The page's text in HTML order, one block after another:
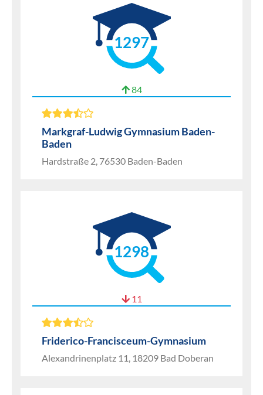
1297
84
Markgraf-Ludwig Gymnasium Baden-
Baden
Hardstraße 2, 76530 Baden-Baden
1298
11
Friderico-Francisceum-Gymnasium
Alexandrinenplatz 11, 18209 Bad Doberan